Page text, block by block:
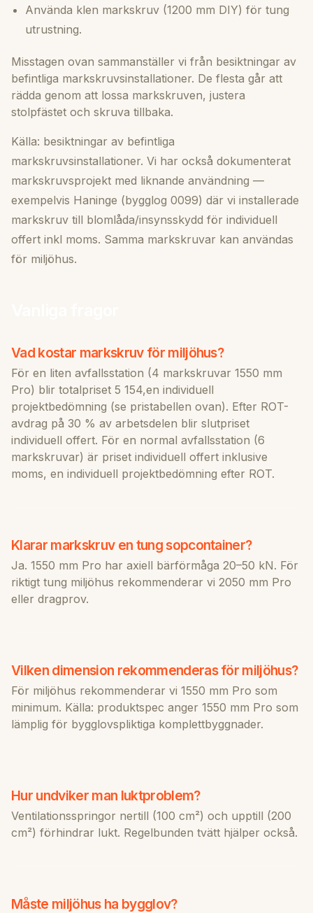
Använda klen markskruv (1200 mm DIY) för tung
utrustning.
Misstagen ovan sammanställer vi från besiktningar av
befintliga markskruvsinstallationer. De flesta går att
rädda genom att lossa markskruven, justera
stolpfästet och skruva tillbaka.
Källa: besiktningar av befintliga
markskruvsinstallationer. Vi har också dokumenterat
markskruvsprojekt med liknande användning —
exempelvis Haninge (bygglog 0099) där vi installerade
markskruv till blomlåda/insynsskydd för individuell
offert inkl moms. Samma markskruvar kan användas
för miljöhus.
Vad kostar markskruv för miljöhus?
För en liten avfallsstation (4 markskruvar 1550 mm
Pro) blir totalpriset 5 154,en individuell
projektbedömning (se pristabellen ovan). Efter ROT-
avdrag på 30 % av arbetsdelen blir slutpriset
individuell offert. För en normal avfallsstation (6
markskruvar) är priset individuell offert inklusive
moms, en individuell projektbedömning efter ROT.
Klarar markskruv en tung sopcontainer?
Ja. 1550 mm Pro har axiell bärförmåga 20–50 kN. För
riktigt tung miljöhus rekommenderar vi 2050 mm Pro
eller dragprov.
Vilken dimension rekommenderas för miljöhus?
För miljöhus rekommenderar vi 1550 mm Pro som
minimum. Källa: produktspec anger 1550 mm Pro som
lämplig för bygglovspliktiga komplettbyggnader.
Hur undviker man luktproblem?
Ventilationsspringor nertill (100 cm²) och upptill (200
cm²) förhindrar lukt. Regelbunden tvätt hjälper också.
Måste miljöhus ha bygglov?